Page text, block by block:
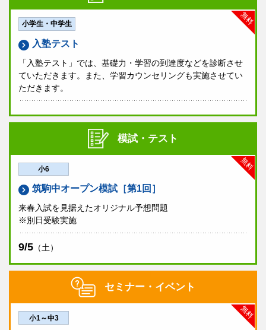
無料
小学生・中学生
入塾テスト
「入塾テスト」では、基礎力・学習の到達度などを診断させ
ていただきます。また、学習カウンセリングも実施させてい
ただきます。
模試・テスト
無料
小6
筑駒中オープン模試［第1回］
来春入試を見据えたオリジナル予想問題
※別日受験実施
9/5 （土）
セミナー・イベント
無料
小1～中3